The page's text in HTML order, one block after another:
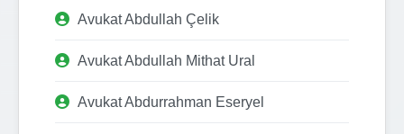
Avukat Abdullah Çelik
Avukat Abdullah Mithat Ural
Avukat Abdurrahman Eseryel